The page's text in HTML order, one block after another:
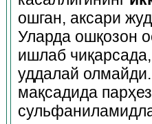
ошган, аксари
Уларда ошқозон
ишлаб
уддалай
мақсадида